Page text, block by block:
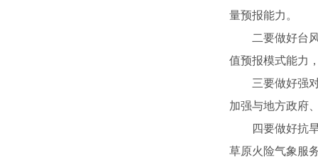
量预报能力。
二要做好台风
值预报模式能力
三要做好强对
加强与地方政府
四要做好抗旱
草原火险气象服